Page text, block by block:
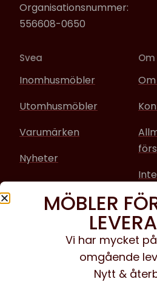
Organisationsnummer:
556608-0650
Svea
Inomhusmöbler
Utomhusmöbler
Varumärken
Nyheter
Om
Sociala media
Facebook
Instagram
MÖBLER
Vi har mycket
omgående
Nytt &